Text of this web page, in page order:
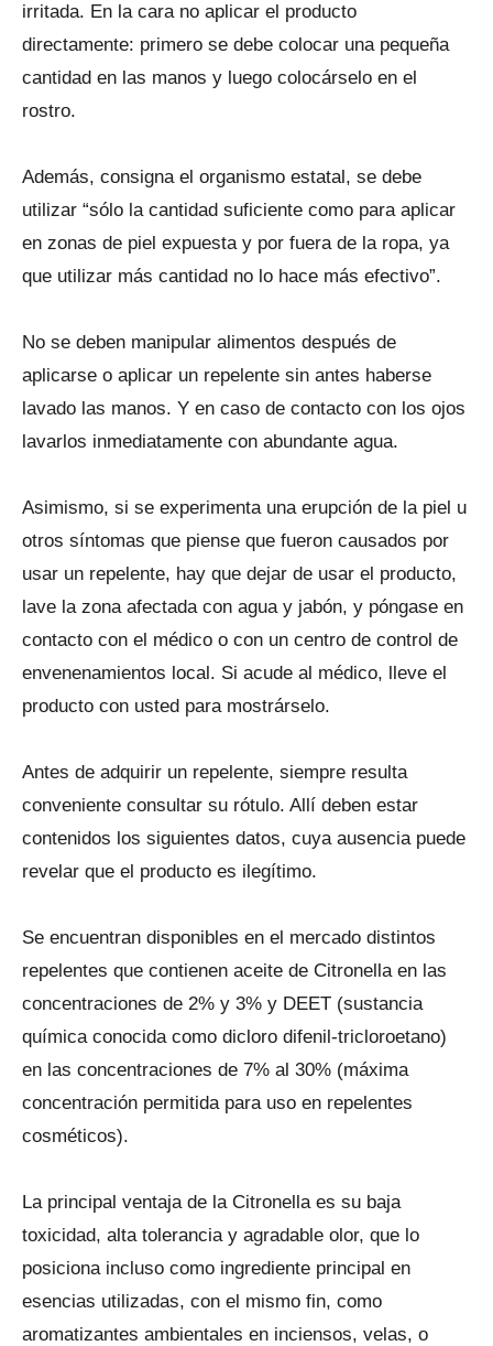
irritada. En la cara no aplicar el producto
directamente: primero se debe colocar una pequeña
cantidad en las manos y luego colocárselo en el
rostro.
Además, consigna el organismo estatal, se debe
utilizar “sólo la cantidad suficiente como para aplicar
en zonas de piel expuesta y por fuera de la ropa, ya
que utilizar más cantidad no lo hace más efectivo”.
No se deben manipular alimentos después de
aplicarse o aplicar un repelente sin antes haberse
lavado las manos. Y en caso de contacto con los ojos
lavarlos inmediatamente con abundante agua.
Asimismo, si se experimenta una erupción de la piel u
otros síntomas que piense que fueron causados por
usar un repelente, hay que dejar de usar el producto,
lave la zona afectada con agua y jabón, y póngase en
contacto con el médico o con un centro de control de
envenenamientos local. Si acude al médico, lleve el
producto con usted para mostrárselo.
Antes de adquirir un repelente, siempre resulta
conveniente consultar su rótulo. Allí deben estar
contenidos los siguientes datos, cuya ausencia puede
revelar que el producto es ilegítimo.
Se encuentran disponibles en el mercado distintos
repelentes que contienen aceite de Citronella en las
concentraciones de 2% y 3% y DEET (sustancia
química conocida como dicloro difenil-tricloroetano)
en las concentraciones de 7% al 30% (máxima
concentración permitida para uso en repelentes
cosméticos).
La principal ventaja de la Citronella es su baja
toxicidad, alta tolerancia y agradable olor, que lo
posiciona incluso como ingrediente principal en
esencias utilizadas, con el mismo fin, como
aromatizantes ambientales en inciensos, velas, o